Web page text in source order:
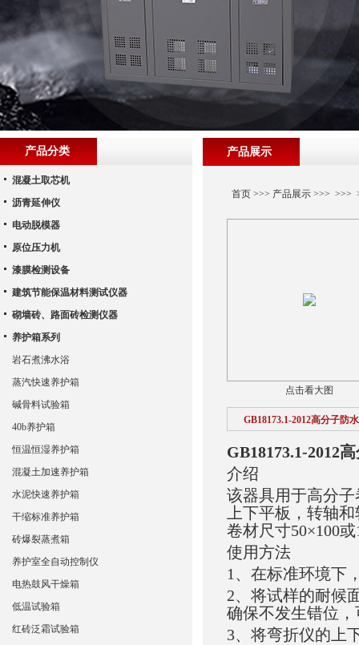
产品展示
首页>>> 产品展示>>> >>>
点击看大图
GB18173.1-2012高分子防
GB18173.1-2012
介绍
该器具用于高分
上下平板，转轴
卷材尺寸50×100
使用方法
1、在标准环境下
2、将试样的耐候
确保不发生错位
3、将弯折仪的上
产品分类
混凝土取芯机
沥青延伸仪
电动脱模器
原位压力机
漆膜检测设备
建筑节能保温材料测试仪器
砌墙砖、路面砖检测仪器
养护箱系列
岩石煮沸水浴
蒸汽快速养护箱
碱骨料试验箱
40b养护箱
恒温恒湿养护箱
混凝土加速养护箱
水泥快速养护箱
干缩标准养护箱
砖爆裂蒸煮箱
养护室全自动控制仪
电热鼓风干燥箱
低温试验箱
红砖泛霜试验箱